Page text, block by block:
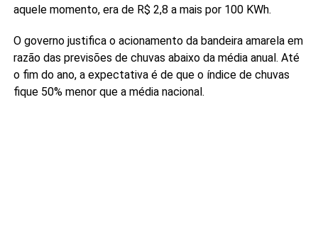
aquele momento, era de R$ 2,8 a mais por 100 KWh.
O governo justifica o acionamento da bandeira amarela em
razão das previsões de chuvas abaixo da média anual. Até
o fim do ano, a expectativa é de que o índice de chuvas
fique 50% menor que a média nacional.